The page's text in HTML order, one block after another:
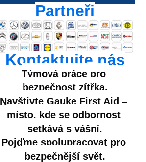
Partneři
Kontaktujte nás
Týmová práce pro
bezpečnost zítřka.
Navštivte Gauke First Aid –
místo, kde se odbornost
setkává s vášní.
Pojďme spolupracovat pro
bezpečnější svět.